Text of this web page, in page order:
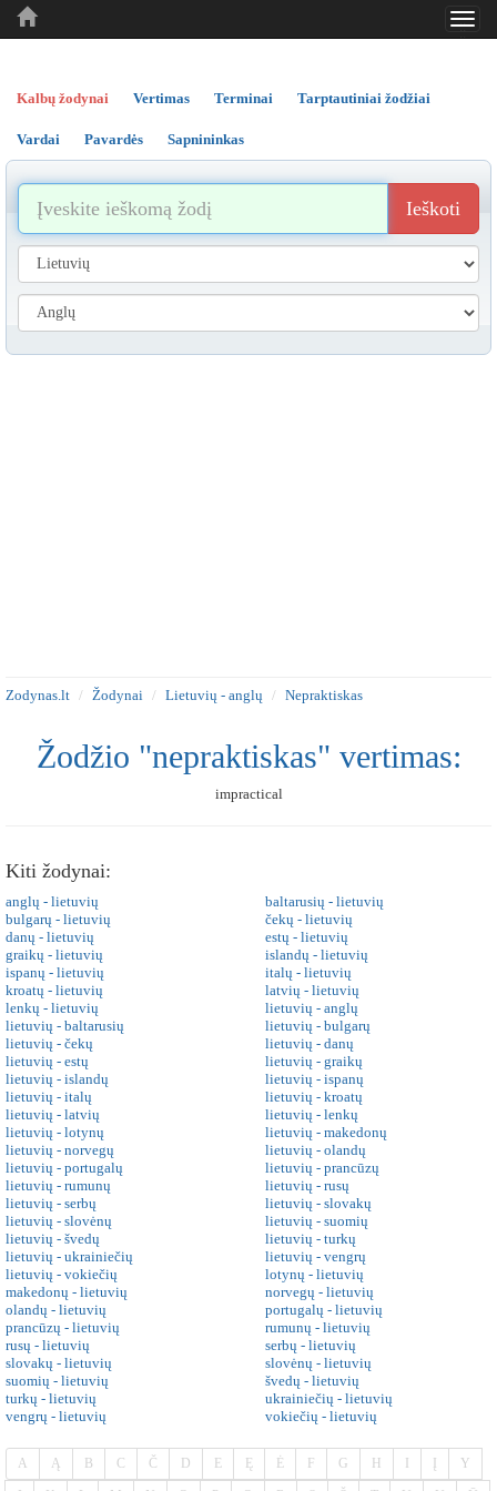
..
..
Kalbų žodynai Vertimas Terminai Tarptautiniai žodžiai
Vardai Pavardės Sapnininkas
Ieškoti
Zodynas.lt Žodynai Lietuvių - anglų Nepraktiskas
Žodžio "nepraktiskas" vertimas:
impractical
Kiti žodynai:
anglų - lietuvių
baltarusių - lietuvių
bulgarų - lietuvių
čekų - lietuvių
danų - lietuvių
estų - lietuvių
graikų - lietuvių
islandų - lietuvių
ispanų - lietuvių
italų - lietuvių
kroatų - lietuvių
latvių - lietuvių
lenkų - lietuvių
lietuvių - anglų
lietuvių - baltarusių
lietuvių - bulgarų
lietuvių - čekų
lietuvių - danų
lietuvių - estų
lietuvių - graikų
lietuvių - islandų
lietuvių - ispanų
lietuvių - italų
lietuvių - kroatų
lietuvių - latvių
lietuvių - lenkų
lietuvių - lotynų
lietuvių - makedonų
lietuvių - norvegų
lietuvių - olandų
lietuvių - portugalų
lietuvių - prancūzų
lietuvių - rumunų
lietuvių - rusų
lietuvių - serbų
lietuvių - slovakų
lietuvių - slovėnų
lietuvių - suomių
lietuvių - švedų
lietuvių - turkų
lietuvių - ukrainiečių
lietuvių - vengrų
lietuvių - vokiečių
lotynų - lietuvių
makedonų - lietuvių
norvegų - lietuvių
olandų - lietuvių
portugalų - lietuvių
prancūzų - lietuvių
rumunų - lietuvių
rusų - lietuvių
serbų - lietuvių
slovakų - lietuvių
slovėnų - lietuvių
suomių - lietuvių
švedų - lietuvių
turkų - lietuvių
ukrainiečių - lietuvių
vengrų - lietuvių
vokiečių - lietuvių
A Ą B C Č D E Ę Ė F G H Y